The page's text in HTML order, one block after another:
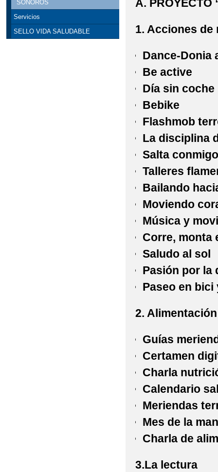
SONOROS
Servicios
SELLO VIDA SALUDABLE
A. PROYECTO
1. Acciones de
Dance-Donia
Be active
Día sin coche
Bebike
Flashmob
La disciplina
Salta
Talleres
Bailando
Moviendo
Música y
Corre, monta
Saludo al sol
Pasión por la
Paseo en
2. ​
Guías
Certamen
Charla
Calendario
Meriendas
Mes de la
Charla de
3.La lectura